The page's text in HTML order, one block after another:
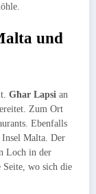
und
Għar Lapsi an
Zum Ort
Ebenfalls
Malta. Der
Loch in der
wo sich die